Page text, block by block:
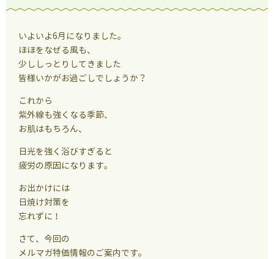
いよいよ6月になりました。
ほほをなぜる風も、
少ししっとりしてきました
皆様いかがお過ごしでしょうか？
これから
紫外線も強くなる季節、
お肌はもちろん、
日光を強く浴びすぎると
疲労の原因になります。
お出かけには
日焼け対策を
忘れずに！
さて、今回の
メルマガ特価情報のご案内です。